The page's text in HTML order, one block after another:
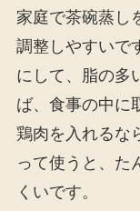
家庭で茶碗蒸し
調整しやすいで
にして、脂の多
ば、食事の中に
鶏肉を入れるな
って使うと、た
くいです。